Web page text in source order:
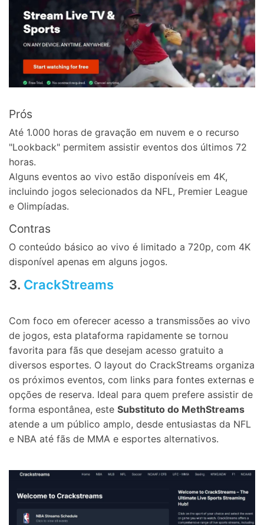
Prós
Até 1.000 horas de gravação em nuvem e o recurso
"Lookback" permitem assistir eventos dos últimos 72
horas.
Alguns eventos ao vivo estão disponíveis em 4K,
incluindo jogos selecionados da NFL, Premier League
e Olimpíadas.
Contras
O conteúdo básico ao vivo é limitado a 720p, com 4K
disponível apenas em alguns jogos.
3. CrackStreams
Com foco em oferecer acesso a transmissões ao vivo
de jogos, esta plataforma rapidamente se tornou
favorita para fãs que desejam acesso gratuito a
diversos esportes. O layout do CrackStreams organiza
os próximos eventos, com links para fontes externas e
opções de reserva. Ideal para quem prefere assistir de
forma espontânea, este Substituto do MethStreams
atende a um público amplo, desde entusiastas da NFL
e NBA até fãs de MMA e esportes alternativos.